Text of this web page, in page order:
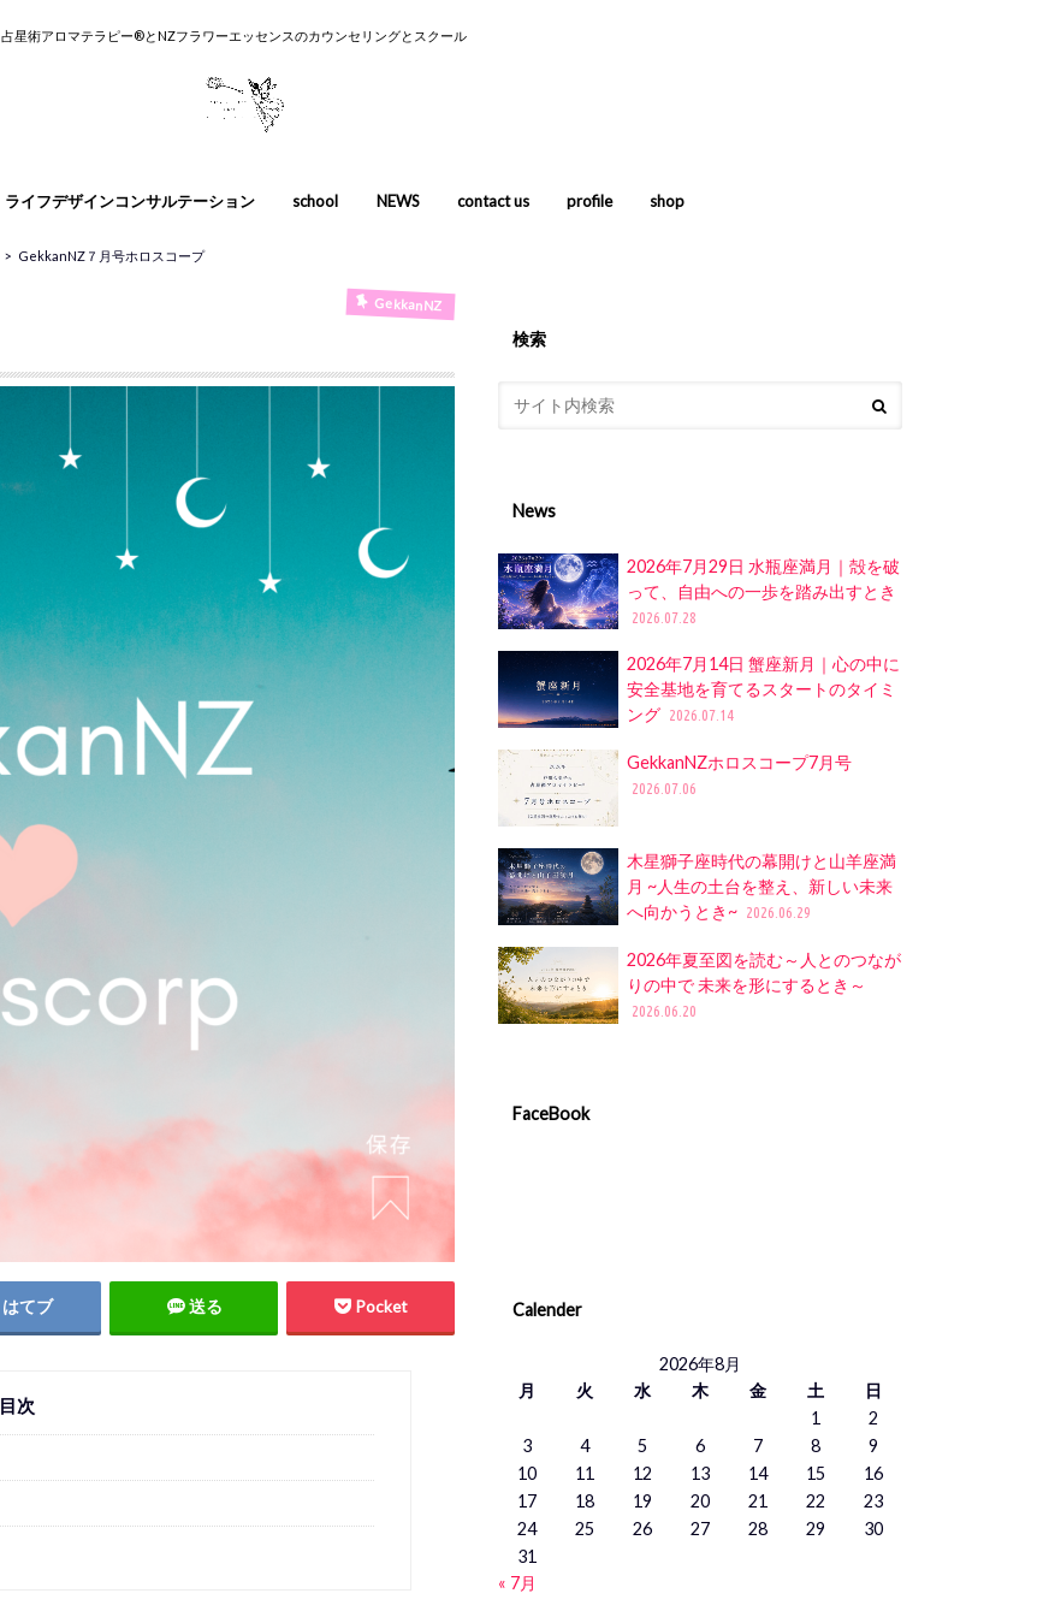
占星術アロマテラピー®︎とNZフラワーエッセンスのカウンセリングとスクール
ライフデザインコンサルテーション school NEWS contact us profile shop
GekkanNZ７月号ホロスコープ
GekkanNZ
はてブ 送る Pocket
目次
検索
News
2026年7月29日 水瓶座満月｜殻を破
って、自由への一歩を踏み出すとき
2026.07.28
2026年7月14日 蟹座新月｜心の中に
安全基地を育てるスタートのタイミ
ング 2026.07.14
GekkanNZホロスコープ7月号
2026.07.06
木星獅子座時代の幕開けと山羊座満
月 ~人生の土台を整え、新しい未来
へ向かうとき~ 2026.06.29
2026年夏至図を読む～人とのつなが
りの中で 未来を形にするとき～
2026.06.20
FaceBook
Calender
2026年8月
月
火 水 木 金 土
日
1
2
3
4 5 6 7 8
9
10
11 12 13 14 15
16
17
18 19 20 21 22
23
24
25 26 27 28 29
30
31
« 7月